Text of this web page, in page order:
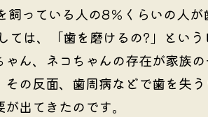
っている人の8％くらいの人
は、「歯を磨けるの?」とい
ん、ネコちゃんの存在が家族
の反面、歯周病などで歯を失
出てきたのです。